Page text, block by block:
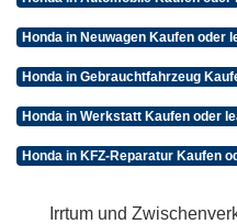
Honda in Neuwagen Kaufen oder
Honda in Gebrauchtfahrzeug
Honda in Werkstatt Kaufen oder
Honda in KFZ-Reparatur Kaufen
Irrtum und